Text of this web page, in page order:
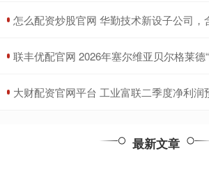
怎么配资炒股官网 华勤技术新设子公司，含
联丰优配官网 2026年塞尔维亚贝尔格莱德
大财配资官网平台 工业富联二季度净利润预增约五
最新文章